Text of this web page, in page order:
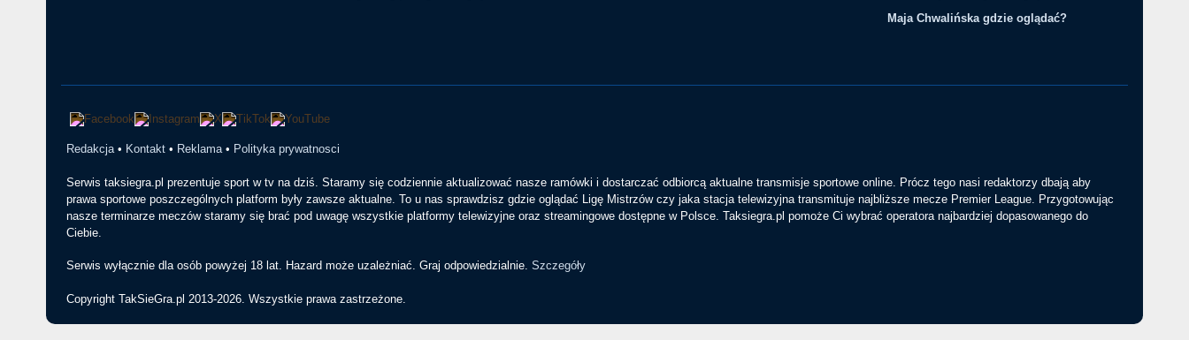
Maja Chwalińska gdzie oglądać?
Redakcja• Kontakt• Reklama• Polityka prywatnosci
Serwis taksiegra.pl prezentuje sport w tv na dziś. Staramy się codziennie aktualizować nasze ramówki i dostarczać odbiorcą aktualne transmisje sportowe online. Prócz tego nasi redaktorzy dbają aby
prawa sportowe poszczególnych platform były zawsze aktualne. To u nas sprawdzisz gdzie oglądać Ligę Mistrzów czy jaka stacja telewizyjna transmituje najbliższe mecze Premier League. Przygotowując
nasze terminarze meczów staramy się brać pod uwagę wszystkie platformy telewizyjne oraz streamingowe dostępne w Polsce. Taksiegra.pl pomoże Ci wybrać operatora najbardziej dopasowanego do
Ciebie.
Serwis wyłącznie dla osób powyżej 18 lat. Hazard może uzależniać. Graj odpowiedzialnie. Szczegóły
Copyright TakSieGra.pl 2013-2026. Wszystkie prawa zastrzeżone.